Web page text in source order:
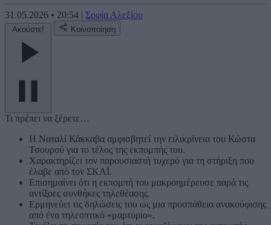
31.05.2026 • 20:54 | Σοφία Αλεξίου
Ακούστε! Κοινοποίηση
Τι πρέπει να ξέρετε…
Η Ναταλί Κάκκαβα αμφισβητεί την ειλικρίνεια του Κώστα
Τσουρού για το τέλος της εκπομπής του.
Χαρακτηρίζει τον παρουσιαστή τυχερό για τη στήριξη που
έλαβε από τον ΣΚΑΪ.
Επισημαίνει ότι η εκπομπή του μακροημέρευσε παρά τις
αντίξοες συνθήκες τηλεθέασης.
Ερμηνεύει τις δηλώσεις του ως μια προσπάθεια ανακούφισης
από ένα τηλεοπτικό «μαρτύριο».